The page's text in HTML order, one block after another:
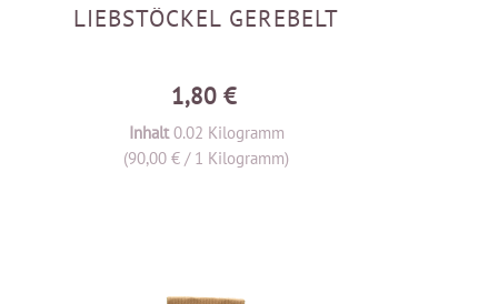
LIEBSTÖCKEL GEREBELT
1,80 €
Inhalt0.02 Kilogramm
(90,00 € / 1 Kilogramm)